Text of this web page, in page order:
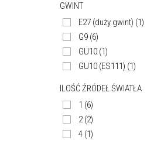
GWINT
E27 (duży gwint) (1)
G9 (6)
GU10 (1)
GU10 (ES111) (1)
ILOŚĆ ŹRÓDEŁ ŚWIATŁA
1 (6)
2 (2)
4 (1)